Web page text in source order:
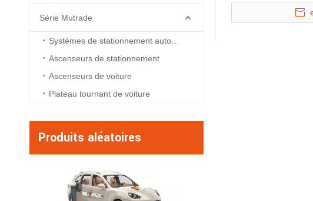
Série Mutrade
Ascenseurs de stationnement
Ascenseurs de voiture
Plateau tournant de voiture
Produits aléatoires